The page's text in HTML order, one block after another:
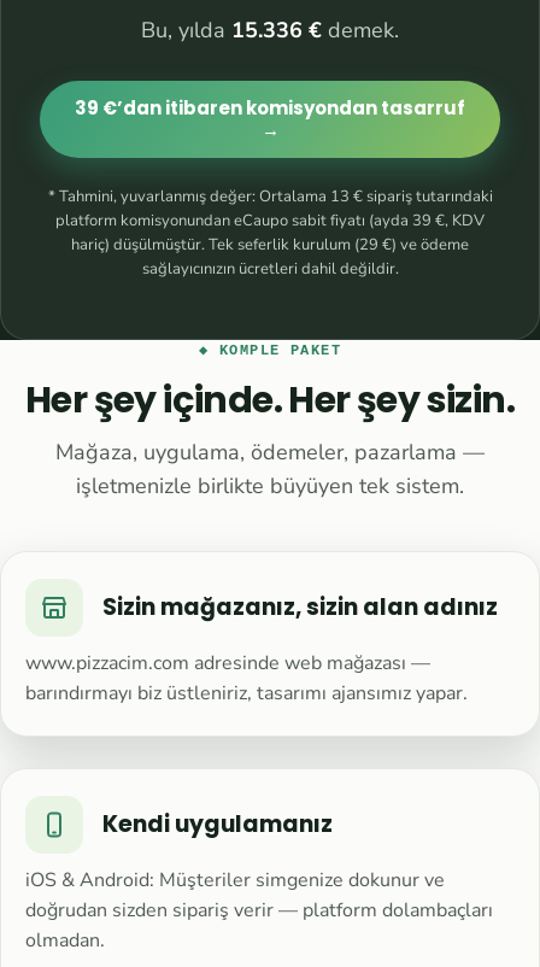
Bu, yılda 15.336 € demek.
39 €’dan itibaren komisyondan tasarruf
→
* Tahmini, yuvarlanmış değer: Ortalama 13 € sipariş tutarındaki
platform komisyonundan eCaupo sabit fiyatı (ayda 39 €, KDV
hariç) düşülmüştür. Tek seferlik kurulum (29 €) ve ödeme
sağlayıcınızın ücretleri dahil değildir.
◆ KOMPLE PAKET
Her şey içinde. Her şey sizin.
Mağaza, uygulama, ödemeler, pazarlama —
işletmenizle birlikte büyüyen tek sistem.
Sizin mağazanız, sizin alan adınız
www.pizzacim.com adresinde web mağazası —
barındırmayı biz üstleniriz, tasarımı ajansımız yapar.
Kendi uygulamanız
iOS & Android: Müşteriler simgenize dokunur ve
doğrudan sizden sipariş verir — platform dolambaçları
olmadan.